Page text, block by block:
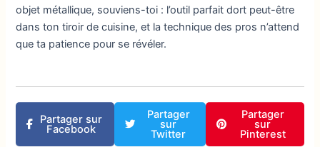
objet métallique, souviens-toi : l’outil parfait dort peut-être
dans ton tiroir de cuisine, et la technique des pros n’attend
que ta patience pour se révéler.
Partager sur
Facebook
Partager
sur
Twitter
Partager
sur
Pinterest